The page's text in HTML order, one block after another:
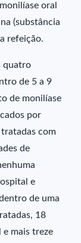
oral
(substância
refeição.
quatro
de 5 a 9
de monilíase
por
tratadas com
de
e
de uma
18
mais treze